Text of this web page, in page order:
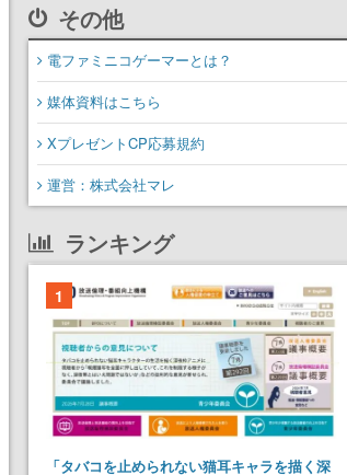
その他
電ファミニコゲーマーとは？
媒体資料はこちら
XプレゼントCP応募規約
運営：株式会社マレ
ランキング
1
「タバコを止められない猫耳キャラを描く深